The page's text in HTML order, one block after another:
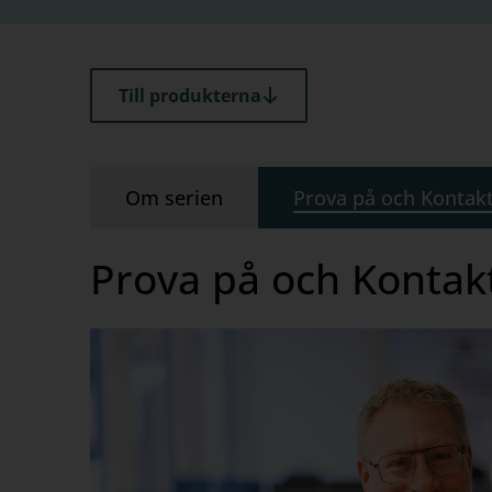
Till produkterna
Om serien Prova på och
Prova på och